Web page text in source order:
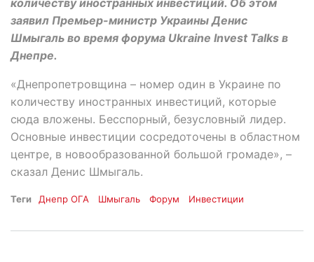
количеству иностранных инвестиций. Об этом
заявил Премьер-министр Украины Денис
Шмыгаль во время форума Ukraine Invest Talks в
Днепре.
«Днепропетровщина – номер один в Украине по
количеству иностранных инвестиций, которые
сюда вложены. Бесспорный, безусловный лидер.
Основные инвестиции сосредоточены в областном
центре, в новообразованной большой громаде», –
сказал Денис Шмыгаль.
Теги Днепр ОГА Шмыгаль Форум Инвестиции